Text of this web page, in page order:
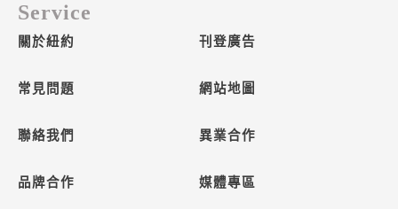
Service
關於紐約
常見問題
聯絡我們
品牌合作
刊登廣告
網站地圖
異業合作
媒體專區